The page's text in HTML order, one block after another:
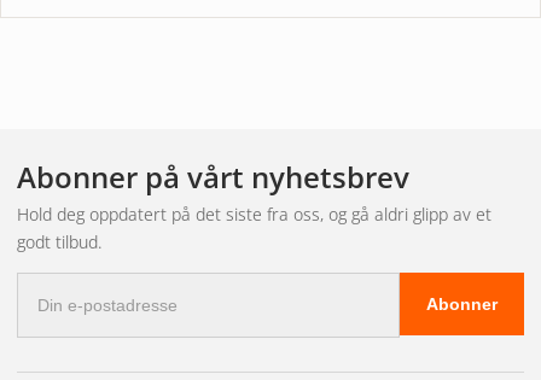
Abonner på vårt nyhetsbrev
Hold deg oppdatert på det siste fra oss, og gå aldri glipp av et
godt tilbud.
postadresse
Abonner